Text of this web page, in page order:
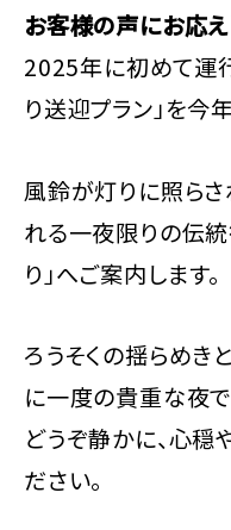
お客様の声にお応
2025年に初めて運
り送迎プラン」を今
風鈴が灯りに照ら
れる一夜限りの伝統
り」へご案内します。
ろうそくの揺らめき
に一度の貴重な夜で
どうぞ静かに、心穏
ださい。